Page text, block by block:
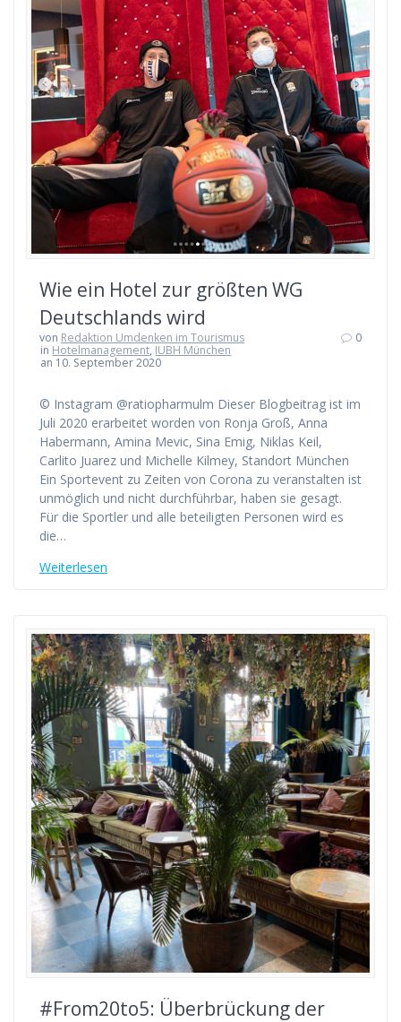
Wie ein Hotel zur größten WG
Deutschlands wird
von Redaktion Umdenken im Tourismus
in Hotelmanagement, IUBH München
an 10. September 2020
0
© Instagram @ratiopharmulm Dieser Blogbeitrag ist im
Juli 2020 erarbeitet worden von Ronja Groß, Anna
Habermann, Amina Mevic, Sina Emig, Niklas Keil,
Carlito Juarez und Michelle Kilmey, Standort München
Ein Sportevent zu Zeiten von Corona zu veranstalten ist
unmöglich und nicht durchführbar, haben sie gesagt.
Für die Sportler und alle beteiligten Personen wird es
die…
Weiterlesen
#From20to5: Überbrückung der